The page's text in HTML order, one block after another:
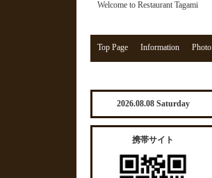
Welcome to Restaurant Tagami
Top Page Information Photo
2026.08.08 Saturday
携帯サイト